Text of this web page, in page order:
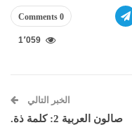
0 Comments
1٬059
الخبر التالي
صالون العربية 2: كلمة ذة.